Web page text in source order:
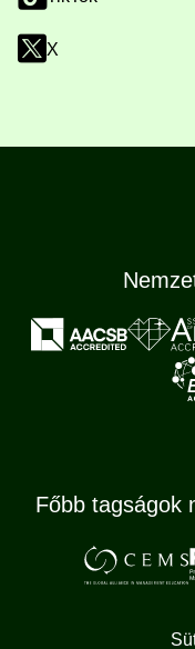
X
Főbb tagságok